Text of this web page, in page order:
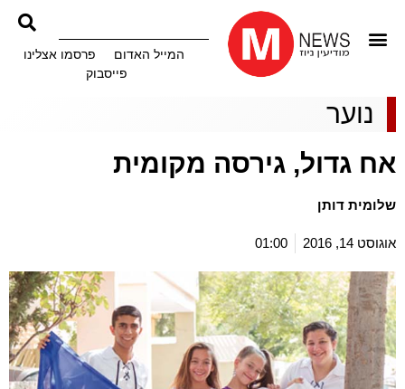
המייל האדום
פרסמו אצלינו
פייסבוק
נוער
אח גדול, גירסה מקומית
שלומית דותן
אוגוסט 14, 2016 01:00